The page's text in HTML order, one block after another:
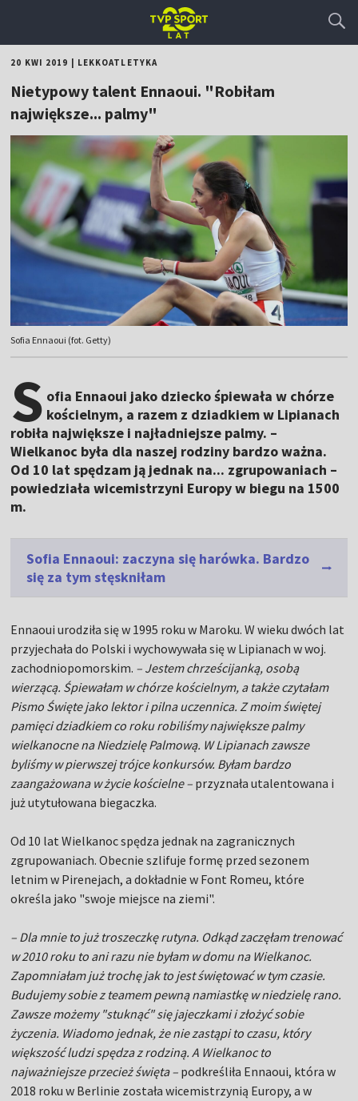
20 KWI 2019 LEKKOATLETYKA
Nietypowy talent Ennaoui. "Robiłam
największe... palmy"
Sofia Ennaoui (fot. Getty)
S ofia Ennaoui jako dziecko śpiewała w chórze
kościelnym, a razem z dziadkiem w Lipianach
robiła największe i najładniejsze palmy. –
Wielkanoc była dla naszej rodziny bardzo ważna.
Od 10 lat spędzam ją jednak na... zgrupowaniach –
powiedziała wicemistrzyni Europy w biegu na 1500
m.
Sofia Ennaoui: zaczyna się harówka. Bardzo
się za tym stęskniłam
Ennaoui urodziła się w 1995 roku w Maroku. W wieku dwóch lat
przyjechała do Polski i wychowywała się w Lipianach w woj.
zachodniopomorskim. – Jestem chrześcijanką, osobą
wierzącą. Śpiewałam w chórze kościelnym, a także czytałam
Pismo Święte jako lektor i pilna uczennica. Z moim świętej
pamięci dziadkiem co roku robiliśmy największe palmy
wielkanocne na Niedzielę Palmową. W Lipianach zawsze
byliśmy w pierwszej trójce konkursów. Byłam bardzo
zaangażowana w życie kościelne – przyznała utalentowana i
już utytułowana biegaczka.
Od 10 lat Wielkanoc spędza jednak na zagranicznych
zgrupowaniach. Obecnie szlifuje formę przed sezonem
letnim w Pirenejach, a dokładnie w Font Romeu, które
określa jako "swoje miejsce na ziemi".
– Dla mnie to już troszeczkę rutyna. Odkąd zaczęłam trenować
w 2010 roku to ani razu nie byłam w domu na Wielkanoc.
Zapomniałam już trochę jak to jest świętować w tym czasie.
Budujemy sobie z teamem pewną namiastkę w niedzielę rano.
Zawsze możemy "stuknąć" się jajeczkami i złożyć sobie
życzenia. Wiadomo jednak, że nie zastąpi to czasu, który
większość ludzi spędza z rodziną. A Wielkanoc to
najważniejsze przecież święta – podkreśliła Ennaoui, która w
2018 roku w Berlinie została wicemistrzynią Europy, a w